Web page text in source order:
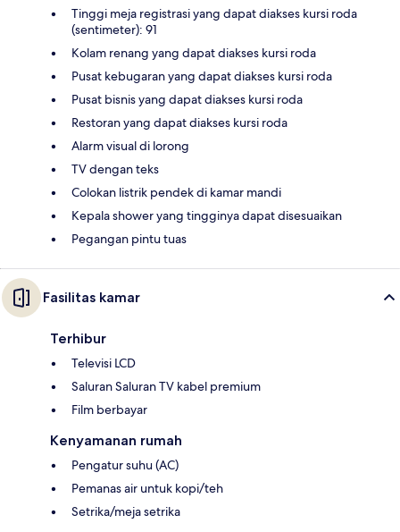
Tinggi meja registrasi yang dapat diakses kursi roda
(sentimeter): 91
Kolam renang yang dapat diakses kursi roda
Pusat kebugaran yang dapat diakses kursi roda
Pusat bisnis yang dapat diakses kursi roda
Restoran yang dapat diakses kursi roda
Alarm visual di lorong
TV dengan teks
Colokan listrik pendek di kamar mandi
Kepala shower yang tingginya dapat disesuaikan
Pegangan pintu tuas
Fasilitas kamar
Terhibur
Televisi LCD
Saluran Saluran TV kabel premium
Film berbayar
Kenyamanan rumah
Pengatur suhu (AC)
Pemanas air untuk kopi/teh
Setrika/meja setrika